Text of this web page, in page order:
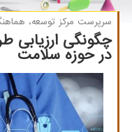
سرپرست مركز توسعه،
چگونگی ارزیابی
در حوزه سلامت